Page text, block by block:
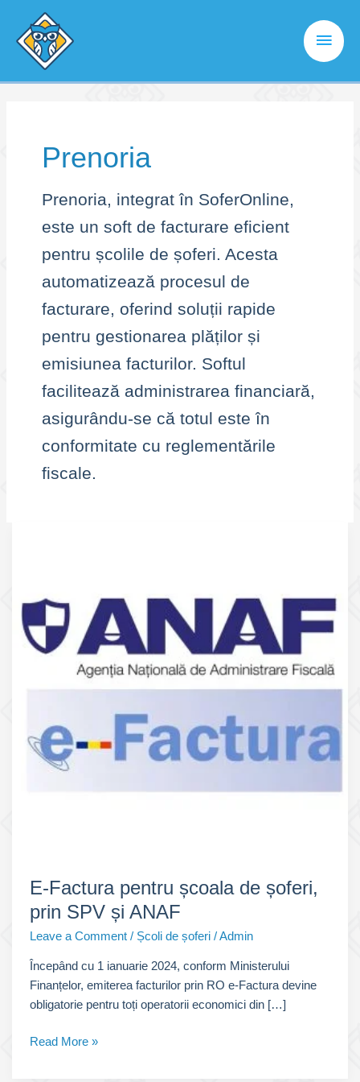
content
Main
Prenoria
Prenoria, integrat în SoferOnline,
este un soft de facturare eficient
pentru școlile de șoferi. Acesta
automatizează procesul de
facturare, oferind soluții rapide
pentru gestionarea plăților și
emisiunea facturilor. Softul
facilitează administrarea financiară,
asigurându-se că totul este în
conformitate cu reglementările
fiscale.
E-Factura pentru școala de șoferi,
prin SPV și ANAF
Leave a Comment / Școli de șoferi /Admin
Începând cu 1 ianuarie 2024, conform Ministerului
Finanțelor, emiterea facturilor prin RO e-Factura devine
obligatorie pentru toți operatorii economici din […]
E-
Read More »